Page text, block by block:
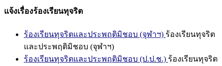
แจ้งเรื่องร้องเรียนทุจริต
ร้องเรียนทุจริตและประพฤติมิชอบ (จุฬาฯ) ร้องเรียนทุจริต
และประพฤติมิชอบ (จุฬาฯ)
ร้องเรียนทุจริตและประพฤติมิชอบ (ป.ป.ช.) ร้องเรียนทุจริต